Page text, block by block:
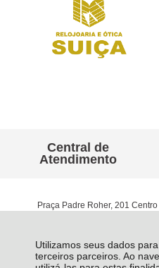
Utilizamos seus dados
terceiros parceiros. Ao
Central de
Atendimento
Praça Padre Roher, 201